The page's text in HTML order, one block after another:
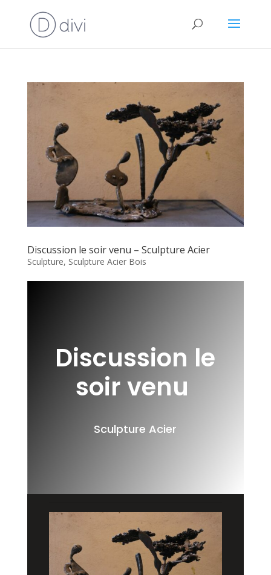
Discussion le soir venu – Sculpture Acier
Sculpture, Sculpture Acier Bois
Discussion le
soir venu
Sculpture Acier